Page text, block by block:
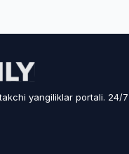
yangiliklar portali. 24/